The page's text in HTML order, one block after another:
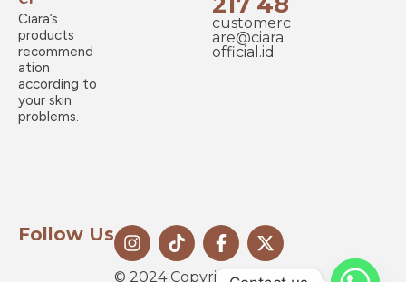
Ciara’s
products
recommend
ation
according to
your skin
problems.
customerc
are@ciara
official.id
Follow Us
© 2024 Copyright CIARA